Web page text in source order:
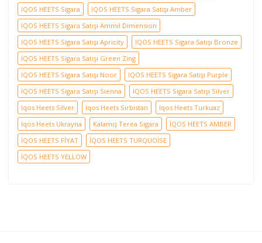
IQOS HEETS Sigara
IQOS HEETS Sigara Satışı Amber
IQOS HEETS Sigara Satışı Ammil Dimension
IQOS HEETS Sigara Satışı Apricity
IQOS HEETS Sigara Satışı Bronze
IQOS HEETS Sigara Satışı Green Zing
IQOS HEETS Sigara Satışı Noor
IQOS HEETS Sigara Satışı Purple
IQOS HEETS Sigara Satışı Sienna
IQOS HEETS Sigara Satışı Silver
Iqos Heets Silver
Iqos Heets Sırbistan
Iqos Heets Turkuaz
Iqos Heets Ukrayna
Kalamış Terea Sigara
İQOS HEETS AMBER
İQOS HEETS FİYAT
İQOS HEETS TURQUOİSE
İQOS HEETS YELLOW